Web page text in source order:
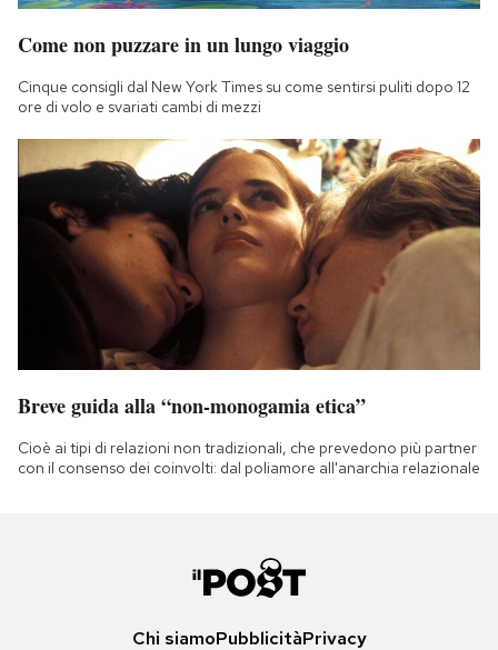
Come non puzzare in un lungo viaggio
Cinque consigli dal New York Times su come sentirsi puliti dopo 12
ore di volo e svariati cambi di mezzi
Breve guida alla “non-monogamia etica”
Cioè ai tipi di relazioni non tradizionali, che prevedono più partner
con il consenso dei coinvolti: dal poliamore all'anarchia relazionale
Chi siamoPubblicitàPrivacy